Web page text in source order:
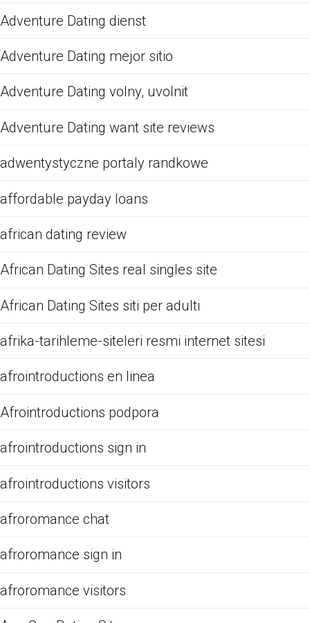
Adventure Dating dienst
Adventure Dating mejor sitio
Adventure Dating volny, uvolnit
Adventure Dating want site reviews
adwentystyczne portaly randkowe
affordable payday loans
african dating review
African Dating Sites real singles site
African Dating Sites siti per adulti
afrika-tarihleme-siteleri resmi internet sitesi
afrointroductions en linea
Afrointroductions podpora
afrointroductions sign in
afrointroductions visitors
afroromance chat
afroromance sign in
afroromance visitors